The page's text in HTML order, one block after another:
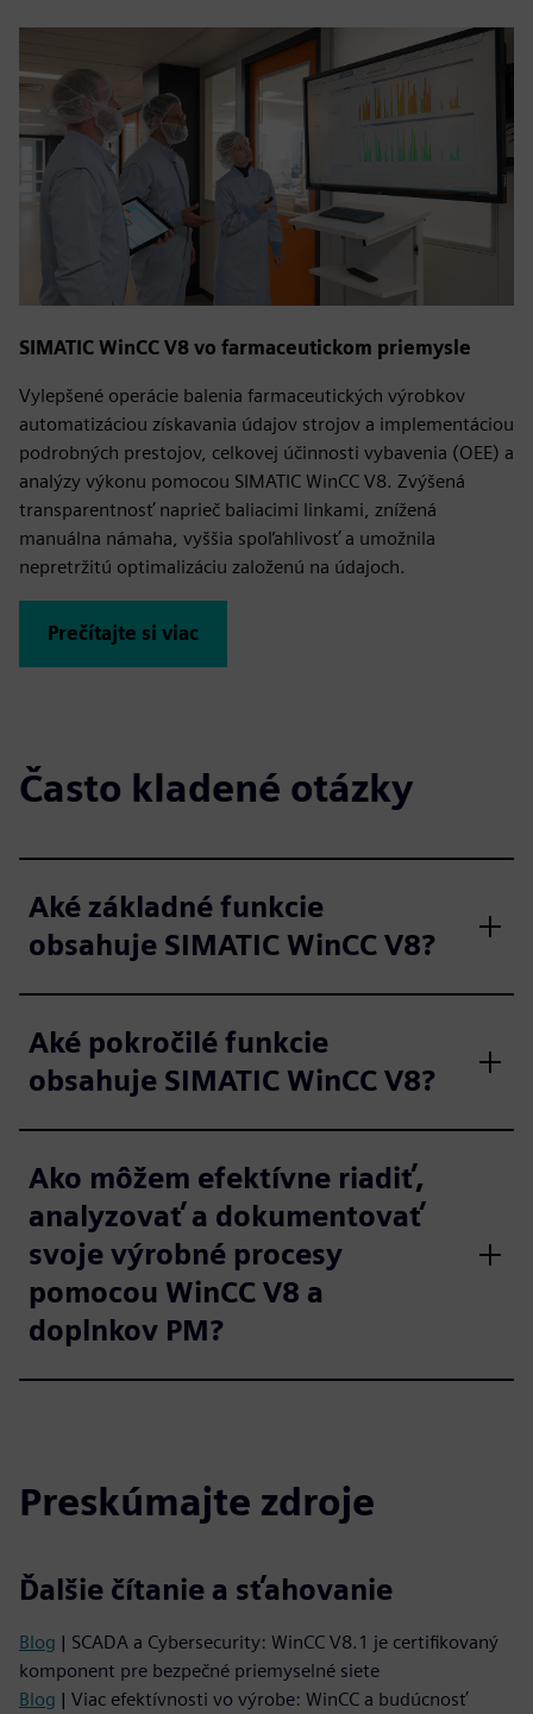
SIMATIC WinCC V8 vo farmaceutickom priemysle
Vylepšené operácie balenia farmaceutických výrobkov
automatizáciou získavania údajov strojov a implementáciou
podrobných prestojov, celkovej účinnosti vybavenia (OEE) a
analýzy výkonu pomocou SIMATIC WinCC V8. Zvýšená
transparentnosť naprieč baliacimi linkami, znížená
manuálna námaha, vyššia spoľahlivosť a umožnila
nepretržitú optimalizáciu založenú na údajoch.
Prečítajte si viac
Často kladené otázky
Aké základné funkcie
obsahuje SIMATIC WinCC V8?
Aké pokročilé funkcie
obsahuje SIMATIC WinCC V8?
Ako môžem efektívne riadiť,
analyzovať a dokumentovať
svoje výrobné procesy
pomocou WinCC V8 a
doplnkov PM?
Preskúmajte zdroje
Ďalšie čítanie a sťahovanie
Blog | SCADA a Cybersecurity: WinCC V8.1 je certifikovaný
komponent pre bezpečné priemyselné siete
Blog | Viac efektívnosti vo výrobe: WinCC a budúcnosť